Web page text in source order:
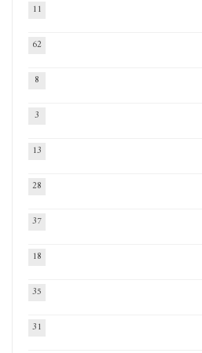
11
62
8
3
13
28
37
18
35
31